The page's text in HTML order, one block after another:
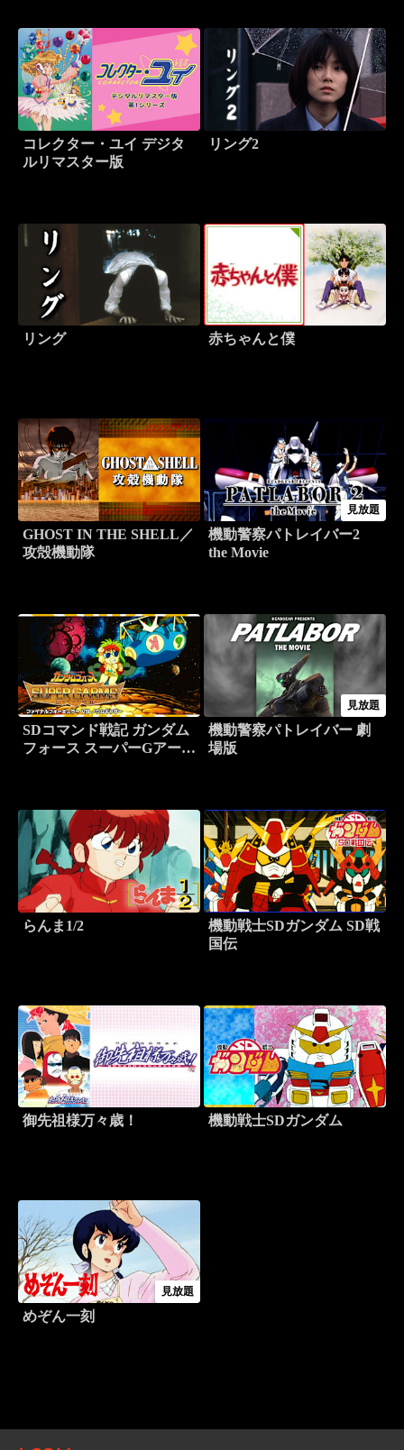
コレクター・ユイ デジタ
ルリマスター版
リング2
リング 赤ちゃんと僕
GHOST IN THE SHELL／
攻殻機動隊
見放題
機動警察パトレイバー2
the Movie
SDコマンド戦記 ガンダム
フォース スーパーGアーム
見放題
機動警察パトレイバー 劇
場版
らんま1/2
機動戦士SDガンダム SD戦
国伝
御先祖様万々歳！ 機動戦士SDガンダム
見放題
めぞん一刻